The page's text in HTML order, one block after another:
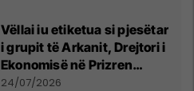
Vëllai iu etiketua si pjesëtar
i grupit të Arkanit, Drejtori i
Ekonomisë në Prizren
mohon pretendimet
24/07/2026